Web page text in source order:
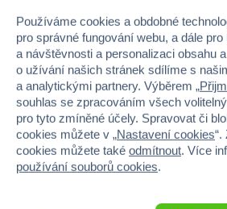
100 %
Průměr z 2
100 % zákazníků
Máte zkušenost s
Používáme cookies a obdobné
pro správné fungování webu, a dále
a návštěvnosti a personalizaci obsahu
o užívání našich stránek sdílíme s
a analytickými partnery. Výběrem „
souhlas se zpracováním všech
pro tyto zmíněné účely. Spravovat či
cookies můžete v „Nastavení cookies“.
cookies můžete také odmítnout. Více
používání souborů cookies.